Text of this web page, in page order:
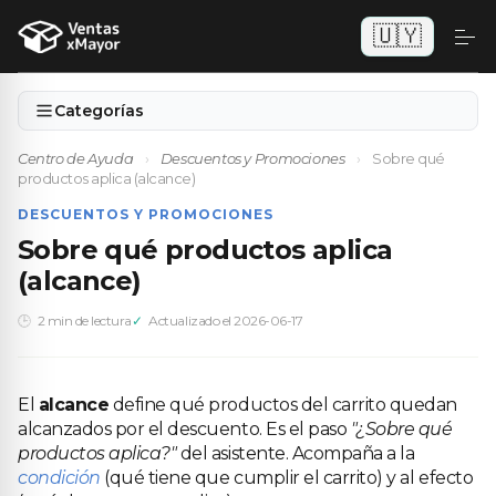
🇺🇾
Categorías
Centro de Ayuda › Descuentos y Promociones ›
Sobre qué
productos aplica (alcance)
DESCUENTOS Y PROMOCIONES
Sobre qué productos aplica
(alcance)
2 min de lectura Actualizado el 2026-06-17
El alcance define qué productos del carrito quedan
alcanzados por el descuento. Es el paso "¿Sobre qué
productos aplica?"del asistente. Acompaña a la
condición (qué tiene que cumplir el carrito) y al efecto